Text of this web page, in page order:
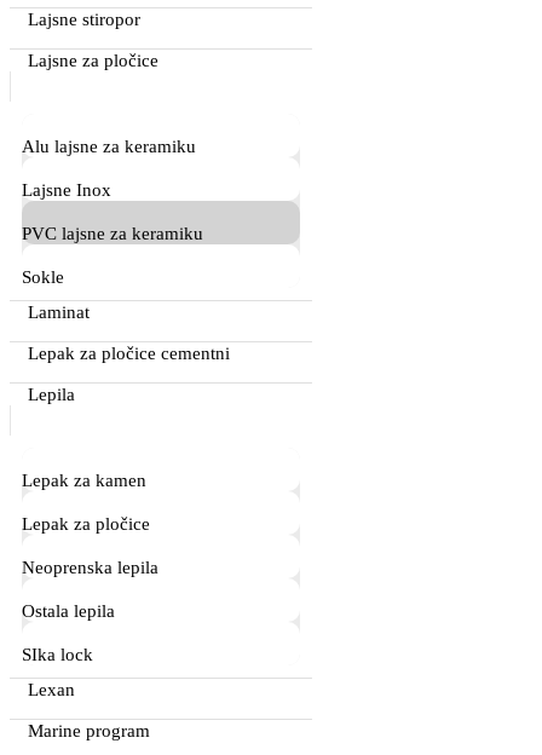
Lajsne stiropor
Lajsne za pločice
Alu lajsne za keramiku
Lajsne Inox
PVC lajsne za keramiku
Sokle
Laminat
Lepak za pločice cementni
Lepila
Lepak za kamen
Lepak za pločice
Neoprenska lepila
Ostala lepila
SIka lock
Lexan
Marine program